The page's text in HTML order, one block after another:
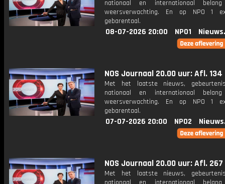
nationaal en internationaal
weersverwachting. En op NPO 1
gebarentaal.
08-07-2026 20:00 NPO1
NOS Journaal 20.00 uur: Afl. 134
Met het laatste nieuws,
nationaal en internationaal
weersverwachting. En op NPO 1
gebarentaal.
07-07-2026 20:00 NPO2
NOS Journaal 20.00 uur: Afl. 267
Met het laatste nieuws,